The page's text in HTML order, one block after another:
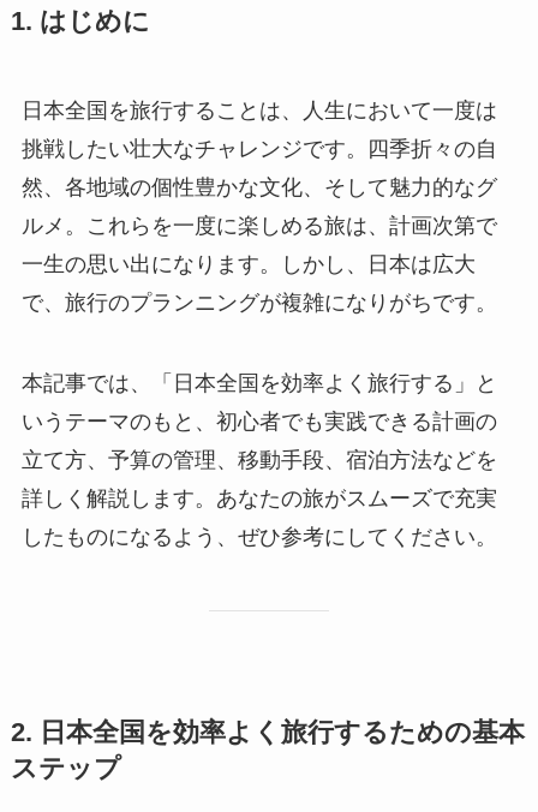
1. はじめに
日本全国を旅行することは、人生において一度は
挑戦したい壮大なチャレンジです。四季折々の自
然、各地域の個性豊かな文化、そして魅力的なグ
ルメ。これらを一度に楽しめる旅は、計画次第で
一生の思い出になります。しかし、日本は広大
で、旅行のプランニングが複雑になりがちです。
本記事では、「日本全国を効率よく旅行する」と
いうテーマのもと、初心者でも実践できる計画の
立て方、予算の管理、移動手段、宿泊方法などを
詳しく解説します。あなたの旅がスムーズで充実
したものになるよう、ぜひ参考にしてください。
2. 日本全国を効率よく旅行するための基本
ステップ